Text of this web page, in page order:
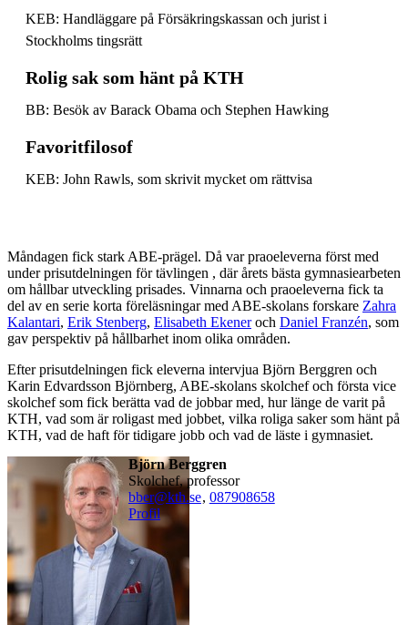
KEB: Handläggare på Försäkringskassan och jurist i
Stockholms tingsrätt
Rolig sak som hänt på KTH
BB: Besök av Barack Obama och Stephen Hawking
Favoritfilosof
KEB: John Rawls, som skrivit mycket om rättvisa
Måndagen fick stark ABE-prägel. Då var praoeleverna först med
under prisutdelningen för tävlingen , där årets bästa gymnasiearbeten
om hållbar utveckling prisades. Vinnarna och praoeleverna fick ta
del av en serie korta föreläsningar med ABE-skolans forskare Zahra
Kalantari, Erik Stenberg, Elisabeth Ekeneroch Daniel Franzén, som
gav perspektiv på hållbarhet inom olika områden.
Efter prisutdelningen fick eleverna intervjua Björn Berggren och
Karin Edvardsson Björnberg, ABE-skolans skolchef och första vice
skolchef som fick berätta vad de jobbar med, hur länge de varit på
KTH, vad som är roligast med jobbet, vilka roliga saker som hänt på
KTH, vad de haft för tidigare jobb och vad de läste i gymnasiet.
Björn Berggren
skolchef, professor
bber@kth.se, 087908658
Profil